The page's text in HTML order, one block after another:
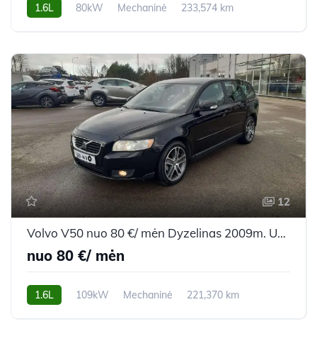
1.6L 80kW Mechaninė
233,574 km
12
Volvo V50 nuo 80 €/ mėn Dyzelinas 2009m. Universalas Mechaninė
nuo 80 €/ mėn
1.6L 109kW Mechaninė
221,370 km